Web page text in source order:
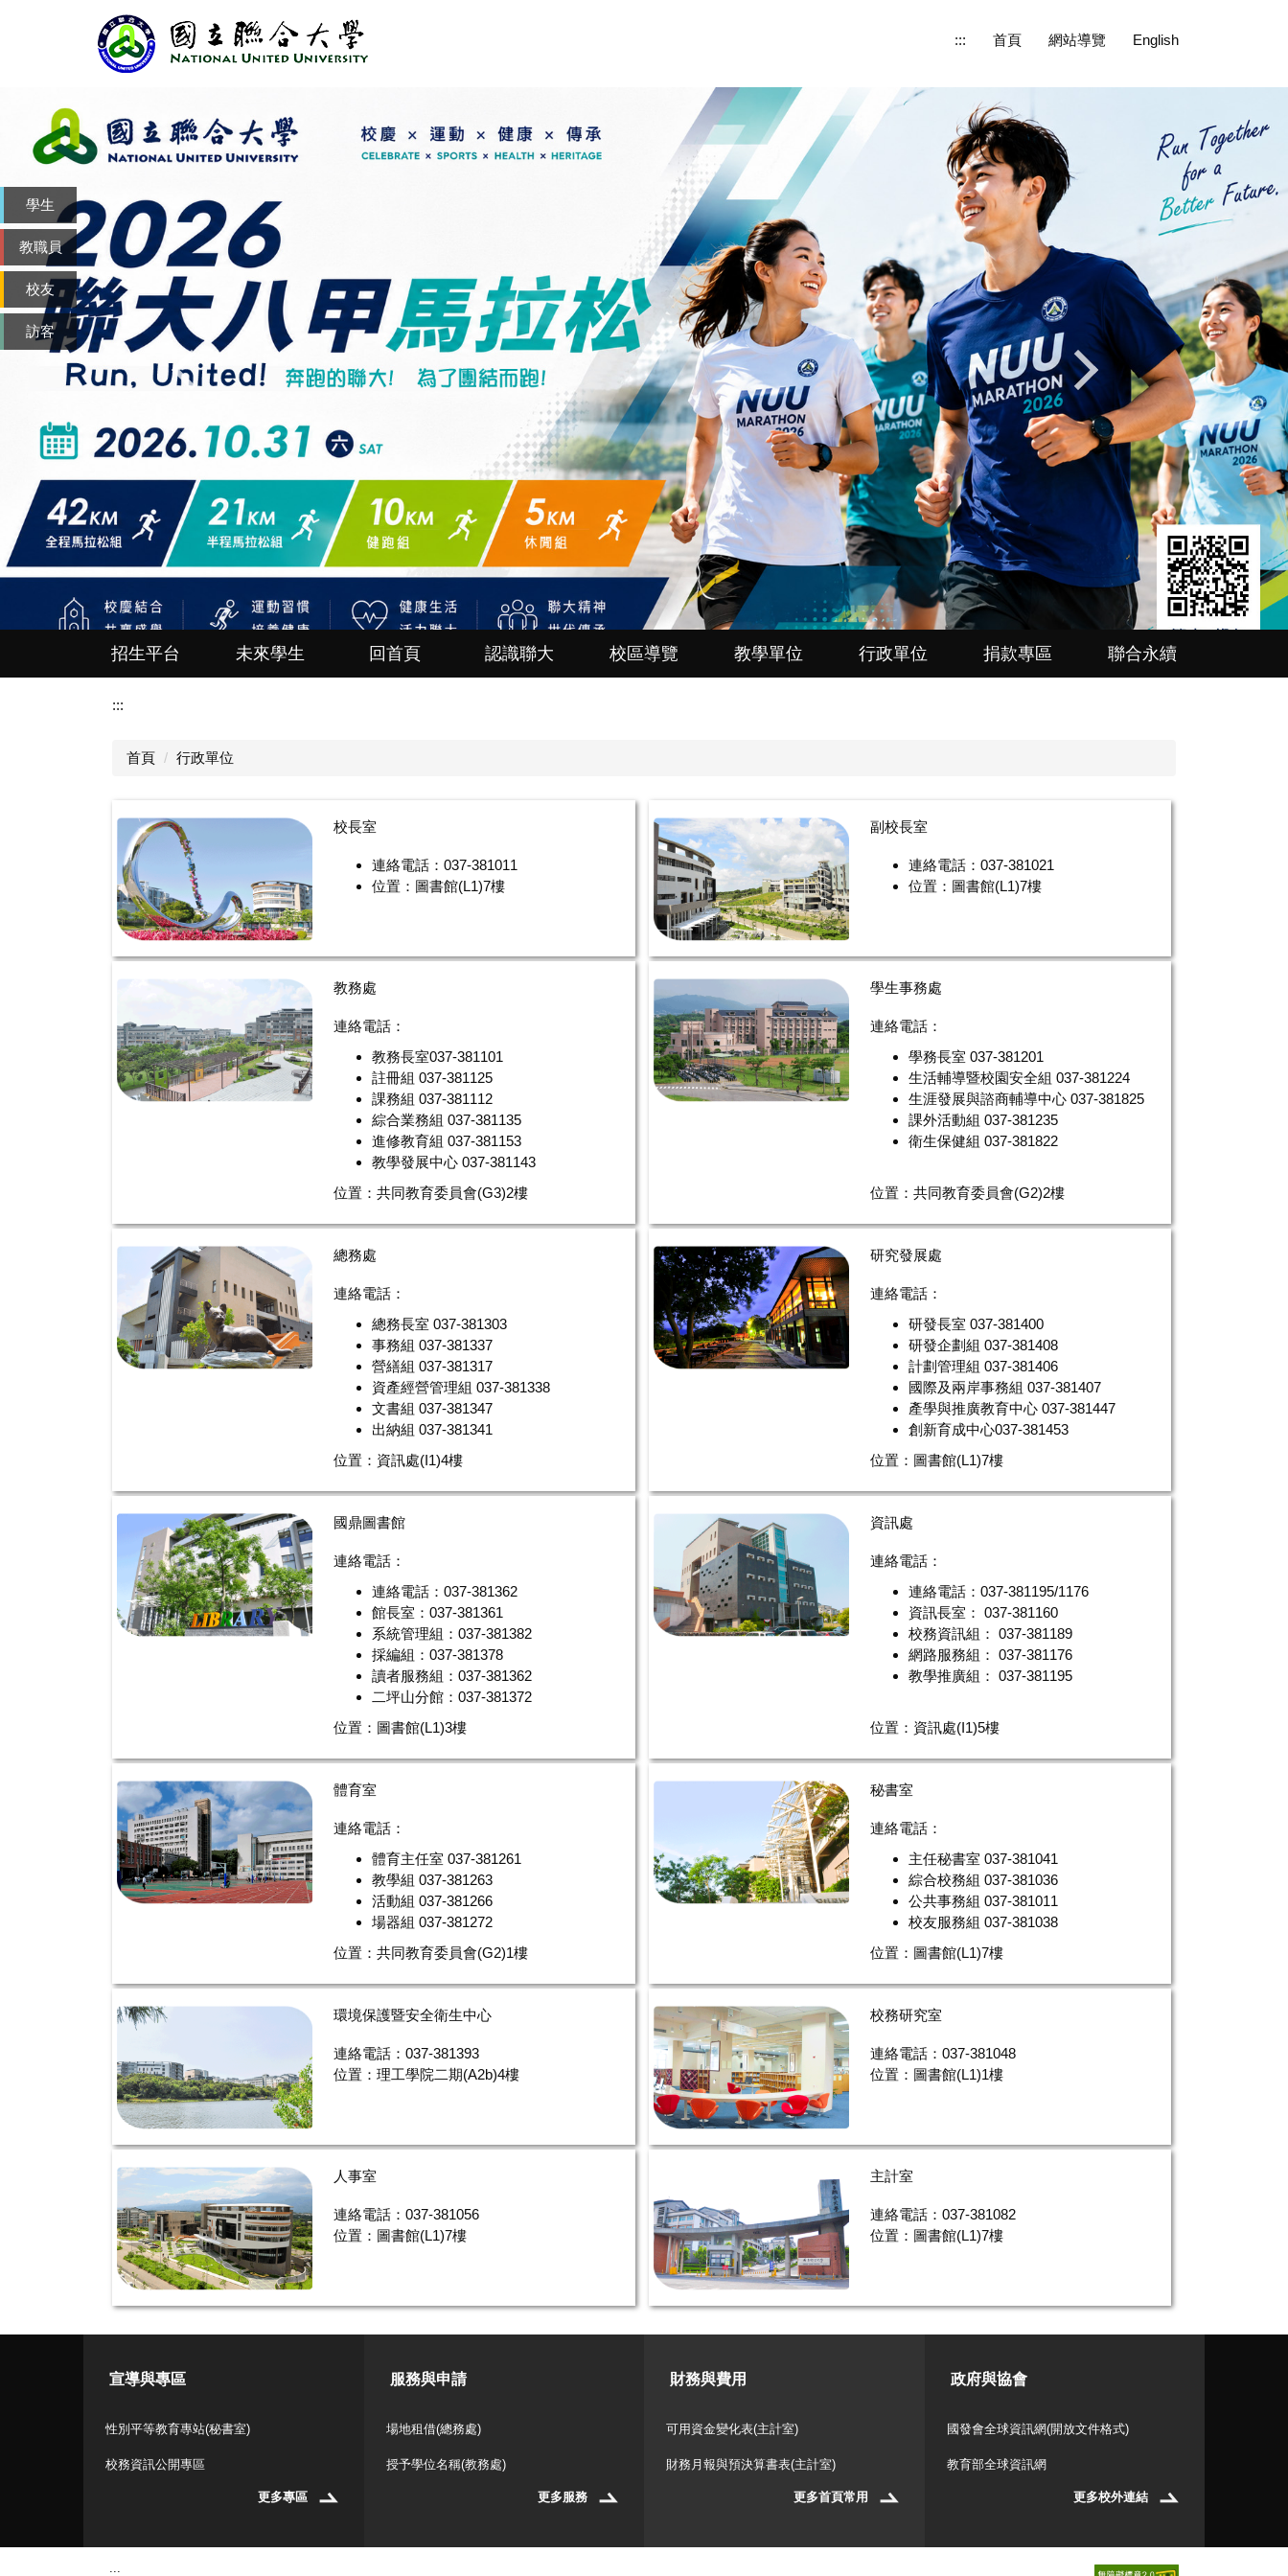
::: 首頁 網站導覽 English
學生
教職員
校友
訪客
招生平台 未來學生 回首頁 認識聯大 校區導覽 教學單位 行政單位 捐款專區 聯合永續
:::
首頁 行政單位
校長室
連絡電話：037-381011
位置：圖書館(L1)7樓
副校長室
連絡電話：037-381021
位置：圖書館(L1)7樓
教務處
連絡電話：
教務長室037-381101
註冊組 037-381125
課務組 037-381112
綜合業務組 037-381135
進修教育組 037-381153
教學發展中心 037-381143
位置：共同教育委員會(G3)2樓
學生事務處
連絡電話：
學務長室 037-381201
生活輔導暨校園安全組 037-381224
生涯發展與諮商輔導中心037-381825
課外活動組 037-381235
衛生保健組 037-381822
位置：共同教育委員會(G2)2樓
總務處
連絡電話：
總務長室 037-381303
事務組 037-381337
營繕組 037-381317
資產經營管理組 037-381338
文書組 037-381347
出納組 037-381341
位置：資訊處(I1)4樓
研究發展處
連絡電話：
研發長室 037-381400
研發企劃組 037-381408
計劃管理組 037-381406
國際及兩岸事務組 037-381407
產學與推廣教育中心037-381447
創新育成中心037-381453
位置：圖書館(L1)7樓
國鼎圖書館
連絡電話：
連絡電話：037-381362
館長室：037-381361
系統管理組：037-381382
採編組：037-381378
讀者服務組：037-381362
二坪山分館：037-381372
位置：圖書館(L1)3樓
資訊處
連絡電話：
連絡電話：037-381195/1176
資訊長室： 037-381160
校務資訊組： 037-381189
網路服務組： 037-381176
教學推廣組： 037-381195
位置：資訊處(I1)5樓
體育室
連絡電話：
體育主任室 037-381261
教學組 037-381263
活動組 037-381266
場器組 037-381272
位置：共同教育委員會(G2)1樓
秘書室
連絡電話：
主任秘書室 037-381041
綜合校務組 037-381036
公共事務組 037-381011
校友服務組 037-381038
位置：圖書館(L1)7樓
環境保護暨安全衛生中心
連絡電話：037-381393
位置：理工學院二期(A2b)4樓
校務研究室
連絡電話：037-381048
位置：圖書館(L1)1樓
人事室
連絡電話：037-381056
位置：圖書館(L1)7樓
主計室
連絡電話：037-381082
位置：圖書館(L1)7樓
宣導與專區
性別平等教育專站(秘書室)
校務資訊公開專區
更多專區
服務與申請
場地租借(總務處)
授予學位名稱(教務處)
更多服務
財務與費用
可用資金變化表(主計室)
財務月報與預決算書表(主計室)
更多首頁常用
政府與協會
國發會全球資訊網(開放文件格式)
教育部全球資訊網
更多校外連結